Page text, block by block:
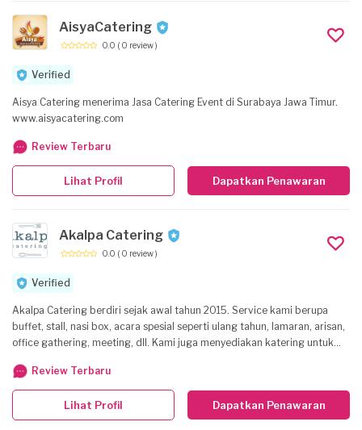
AisyaCatering
0.0 ( 0 review )
Verified
Aisya Catering menerima Jasa Catering Event di Surabaya Jawa Timur.
www.aisyacatering.com
Review Terbaru
Dapatkan Penawaran
Lihat Profil
Akalpa Catering
0.0 ( 0 review )
Verified
Akalpa Catering berdiri sejak awal tahun 2015. Service kami berupa
buffet, stall, nasi box, acara spesial seperti ulang tahun, lamaran, arisan,
office gathering, meeting, dll. Kami juga menyediakan katering untuk
main course, & dessert) untuk min. 10 orang di venue yang telah
ditentukan oleh customer. Akalpa Catering juga menyediakan makanan
khas Indonesia, Western, Chinese, dan Canapé untuk acara spesial.
Tersedia juga aneka macam minuman, cake & desserts yang dapat
Review Terbaru
Dapatkan Penawaran
Lihat Profil